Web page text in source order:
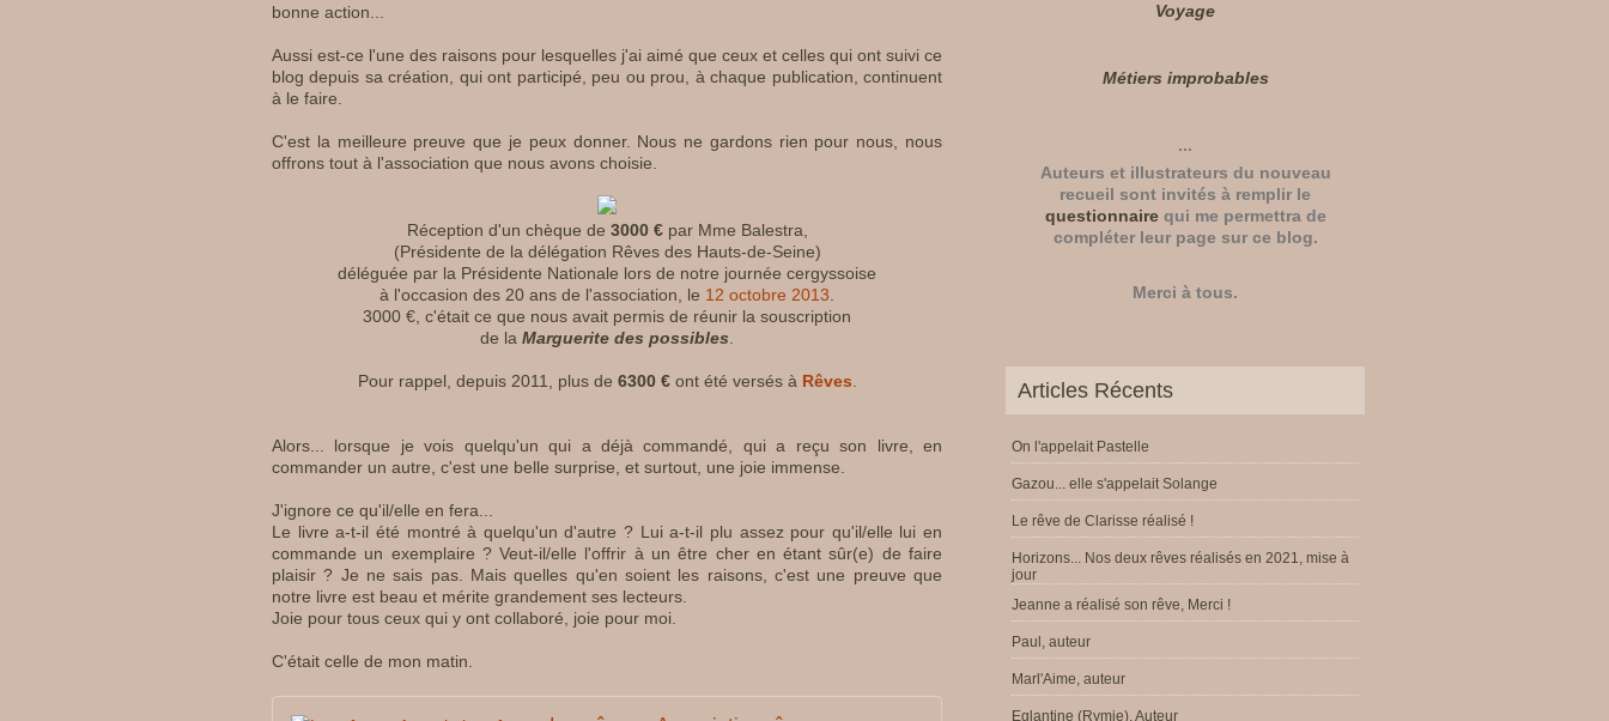
bonne action...
Aussi est-ce l'une des raisons pour lesquelles j'ai aimé que ceux et celles qui ont suivi ce
blog depuis sa création, qui ont participé, peu ou prou, à chaque publication, continuent
à le faire.
C'est la meilleure preuve que je peux donner. Nous ne gardons rien pour nous, nous
offrons tout à l'association que nous avons choisie.
Réception d'un chèque de 3000 €par Mme Balestra,
(Présidente de la délégation Rêves des Hauts-de-Seine)
déléguée par la Présidente Nationale lors de notre journée cergyssoise
à l'occasion des 20 ans de l'association, le 12 octobre 2013
3000 €, c'était ce que nous avait permis de réunir la souscription
de la Marguerite des possibles
Pour rappel, depuis 2011, plus de 6300 €ont été versés à Rêves
Alors... lorsque je vois quelqu'un qui a déjà commandé, qui a reçu son livre, en
commander un autre, c'est une belle surprise, et surtout, une joie immense.
J'ignore ce qu'il/elle en fera...
Le livre a-t-il été montré à quelqu'un d'autre ? Lui a-t-il plu assez pour qu'il/elle lui en
commande un exemplaire ? Veut-il/elle l'offrir à un être cher en étant sûr(e) de faire
plaisir ? Je ne sais pas. Mais quelles qu'en soient les raisons, c'est une preuve que
notre livre est beau et mérite grandement ses lecteurs.
Joie pour tous ceux qui y ont collaboré, joie pour moi.
C'était celle de mon matin.
Voyage
Métiers improbables
...
Auteurs et illustrateurs du nouveau
recueil sont invités à remplir le
questionnairequi me permettra de
compléter leur page sur ce blog.
Merci à tous.
Articles Récents
On l'appelait Pastelle
Gazou... elle s'appelait Solange
Le rêve de Clarisse réalisé !
Horizons... Nos deux rêves réalisés en 2021, mise à
jour
Jeanne a réalisé son rêve, Merci !
Paul, auteur
Marl'Aime, auteur
Eglantine (Rymie), Auteur